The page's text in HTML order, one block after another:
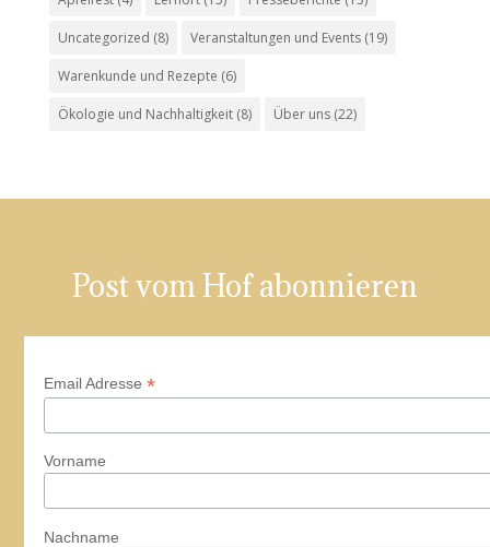
Uncategorized (8) Veranstaltungen und Events(19)
Warenkunde und Rezepte (6)
Ökologie und Nachhaltigkeit(8) Über uns(22)
Post vom Hof abonnieren
Email Adresse*
Vorname
Nachname